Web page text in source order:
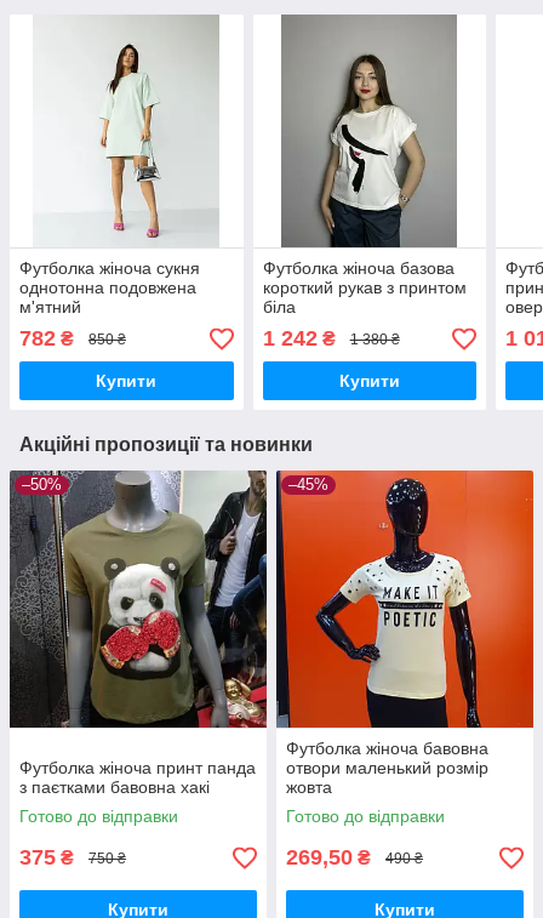
Футболка жіноча сукня
однотонна подовжена
м'ятний
782 ₴ 850 ₴
Купити
Футболка жіноча базова
короткий рукав з принтом
біла
1 242₴ 1 380 ₴
Купити
1
Акційні пропозиції та новинки
–50%
Футболка жіноча принт панда
з паєтками бавовна хакі
Готово до відправки
375 ₴ 750 ₴
Купити
–45%
Футболка жіноча бавовна
отвори маленький розмір
жовта
Готово до відправки
269,50 ₴ 490 ₴
Купити